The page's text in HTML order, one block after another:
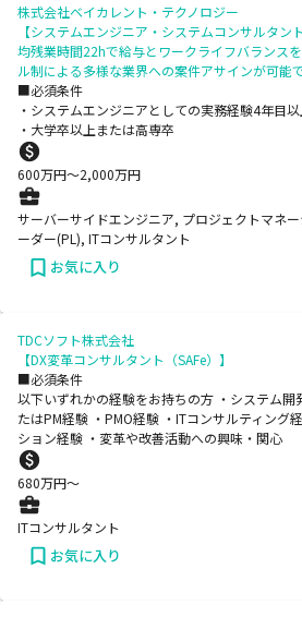
株式会社ベイカレント・テクノロジー
【システムエンジニア・システムコンサルタ
均残業時間22hで給与とワークライフバランス
ル制による多様な業界への案件アサインが可能
■必須条件
・システムエンジニアとしての実務経験4年目
・大学卒以上または高専卒
600万円〜2,000万円
サーバーサイドエンジニア, プロジェクトマネ
ーダー(PL), ITコンサルタント
お気に入り
TDCソフト株式会社
【DX変革コンサルタント（SAFe）】
■必須条件
以下いずれかの経験をお持ちの方 ・システム開
たはPM経験 ・PMO経験 ・ITコンサルティング
ション経験 ・変革や改善活動への興味・関心
680万円〜
ITコンサルタント
お気に入り